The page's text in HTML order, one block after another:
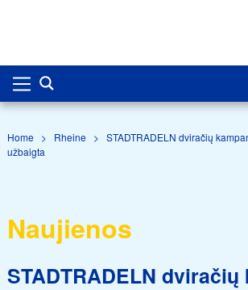
Home > Rheine > STADTRADELN dviračių
užbaigta
Naujienos
STADTRADELN dviračių